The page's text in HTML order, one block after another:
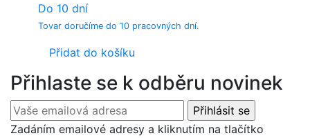
Do 10 dní
Tovar doručíme do 10 pracovných dní.
Přidat do košíku
Přihlaste se k odběru novinek
Zadáním emailové adresy a kliknutím na tlačítko